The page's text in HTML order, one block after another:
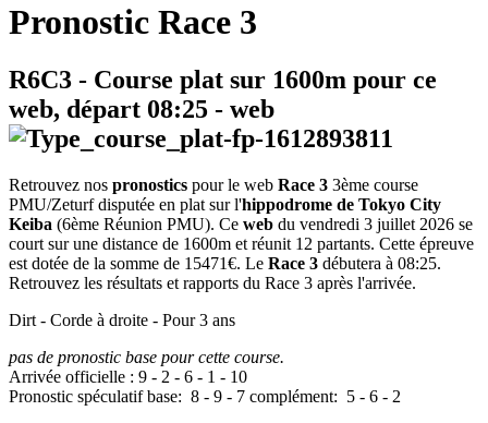
Pronostic Race 3
R6C3 - Course plat sur 1600m pour ce
web, départ 08:25 - web
Retrouvez nos pronostics pour le web Race 3 3ème course
PMU/Zeturf disputée en plat sur l'hippodrome de Tokyo City
Keiba (6ème Réunion PMU). Ce web du vendredi 3 juillet 2026 se
court sur une distance de 1600m et réunit 12 partants. Cette épreuve
est dotée de la somme de 15471€. Le Race 3 débutera à 08:25.
Retrouvez les résultats et rapports du Race 3 après l'arrivée.
Dirt - Corde à droite - Pour 3 ans
pas de pronostic base pour cette course.
Arrivée officielle : 9 - 2 - 6 - 1 - 10
Pronostic spéculatif base: 8 - 9 - 7 complément: 5 - 6 - 2